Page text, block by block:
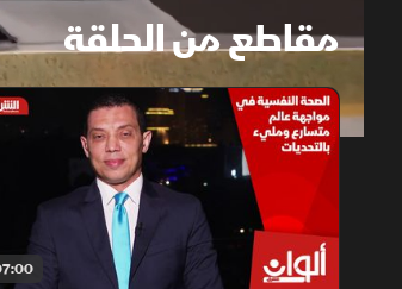
1x auto
مقاطع من الحلقة